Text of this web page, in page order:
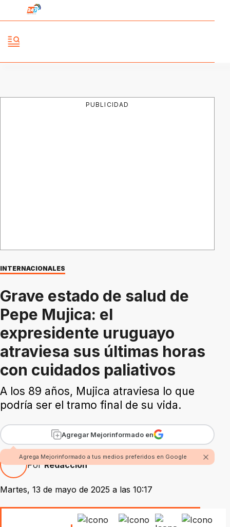
PUBLICIDAD
INTERNACIONALES
Grave estado de salud de
Pepe Mujica: el
expresidente uruguayo
atraviesa sus últimas horas
con cuidados paliativos
A los 89 años, Mujica atraviesa lo que
podría ser el tramo final de su vida.
Agregar Mejorinformado en
Agrega Mejorinformado a tus medios preferidos en Google
PorRedacción
Martes, 13 de mayo de 2025 a las 10:17